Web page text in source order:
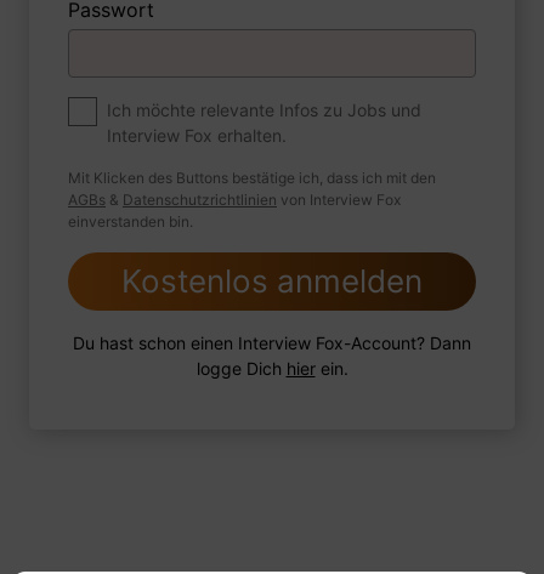
Wie sind Sie mit einer Situation
umgegangen, in der Sie einen
leistungsschwachen Mitarbeiter hatten?
Passwort
Ich möchte relevante Infos zu Jobs und
Interview Fox erhalten.
Mit Klicken des Buttons bestätige ich, dass ich mit den
AGBs & Datenschutzrichtlinien von Interview Fox
einverstanden bin.
Kostenlos anmelden
Du hast schon einen Interview Fox-Account? Dann
logge Dich hierein.